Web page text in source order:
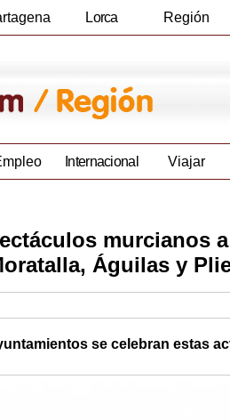
Lorca Región
Internacional Viajar
murcianos
Águilas y
se celebran estas